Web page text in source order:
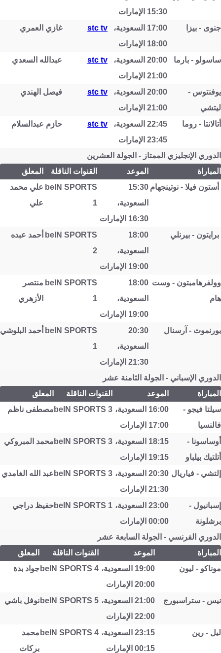
15:30 الإمارات
جنوى - بيزا
17:00 السعودية،
18:00 الإمارات
stc tv غازي العمري
ساسولو - بارما
20:00 السعودية،
21:00 الإمارات
stc tv عبدالله السعدي
يوفنتوس -
ليتشي
20:00 السعودية،
21:00 الإمارات
stc tv فيصل الهندي
أتالانتا - روما
22:45 السعودية،
23:45 الإمارات
stc tv حازم عبدالسلام
الدوري الإنجليزي الممتاز - الجولة العشرين
المباراة
الموعد القنوات الناقلة
المعلق
أستون فيلا - نوتينجهام 15:30
السعودية،
16:30 الإمارات
beIN SPORTS
1
علي محمد
علي
برايتون - بيرنلي
18:00
السعودية،
19:00 الإمارات
beIN SPORTS
2
أحمد عبده
وولفرهامبتون - وست
هام
18:00
السعودية،
19:00 الإمارات
beIN SPORTS
1
منتصر
الأزهري
بورنموث - آرسنال
20:30
السعودية،
21:30 الإمارات
beIN SPORTS
1
أحمد البلوشي
الدوري الإسباني - الجولة الثامنة عشر
المباراة
الموعد القنوات الناقلة
المعلق
سيلتا فيجو -
فالنسيا
16:00 السعودية،
17:00 الإمارات
beIN SPORTS 3 مصطفى ناظم
أوساسونا -
أتلتيك بيلباو
18:15 السعودية،
19:15 الإمارات
beIN SPORTS 3 محمد المبروكي
إلتشي - فياريال
20:30 السعودية،
21:30 الإمارات
beIN SPORTS 3 عبد الله الغامدي
إسبانيول -
برشلونة
23:00 السعودية،
00:00 الإمارات
beIN SPORTS 1حفيظ دراجي
الدوري الفرنسي - الجولة السابعة عشر
المباراة
الموعد القنوات الناقلة
المعلق
موناكو - ليون
19:00 السعودية،
20:00 الإمارات
beIN SPORTS 4 جواد بدة
نيس - ستراسبورج
21:00 السعودية،
22:00 الإمارات
beIN SPORTS 5 نوفل باشي
ليل - رين
23:15 السعودية،
00:15 الإمارات
beIN SPORTS 4 محمد
بركات